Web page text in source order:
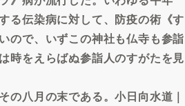
る伝染病に対して、防疫の術《す
ので、いずこの神社も仏寺も参詣
時をえらばぬ参詣人のすがたを見
八月の末である。小日向水道｜